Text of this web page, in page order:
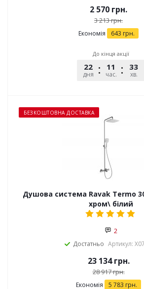
2 570 грн.
3 213грн.
Економія 643 грн.
До кінця акції
22
дня
11
час.
33
хв.
БЕЗКОШТОВНА ДОСТАВКА
Душова система Ravak Termo
хром\ білий
2
Достатньо Артикул:
23 134грн.
28 917грн.
Економія 5 783 грн.